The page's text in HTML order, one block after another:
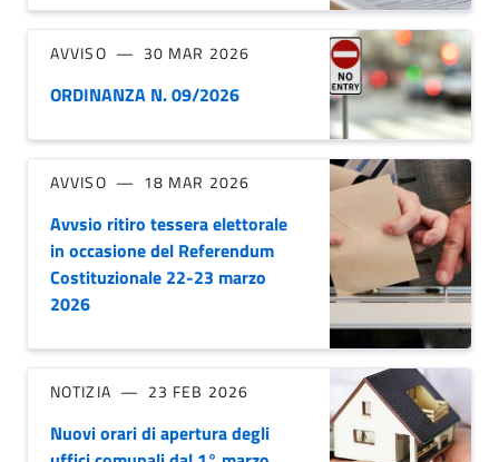
AVVISO 30 MAR 2026
ORDINANZA N. 09/2026
AVVISO 18 MAR 2026
Avvsio ritiro tessera elettorale
in occasione del Referendum
Costituzionale 22-23 marzo
2026
NOTIZIA 23 FEB 2026
Nuovi orari di apertura degli